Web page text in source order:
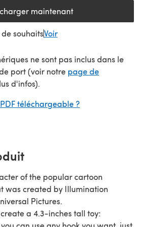
maintenant
(s'ouvre dans un nouvel
souhaitsVoir
ne sont pas inclus dans le
port (voir notre page de
dans un nouvel onglet)
d'infos).
téléchargeable ?
of the popular cartoon
was created by Illumination
Pictures.
a 4.3-inches tall toy: